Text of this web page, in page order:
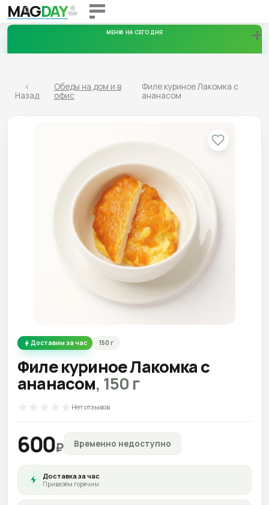
MAGDAY
МЕНЮ НА СЕГОДНЯ
Скачать меню
+
<
Назад
Обеды на дом и в
офис
Филе куриное Лакомка с
ананасом
Доставим за час 150 г
Филе куриное Лакомка с
ананасом, 150 г
Нет отзывов
600₽ Временно недоступно
Доставка за час
Привезём горячим